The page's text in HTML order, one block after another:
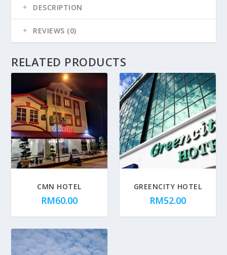
DESCRIPTION
REVIEWS (0)
RELATED PRODUCTS
CMN HOTEL
RM60.00
GREENCITY HOTEL
RM52.00